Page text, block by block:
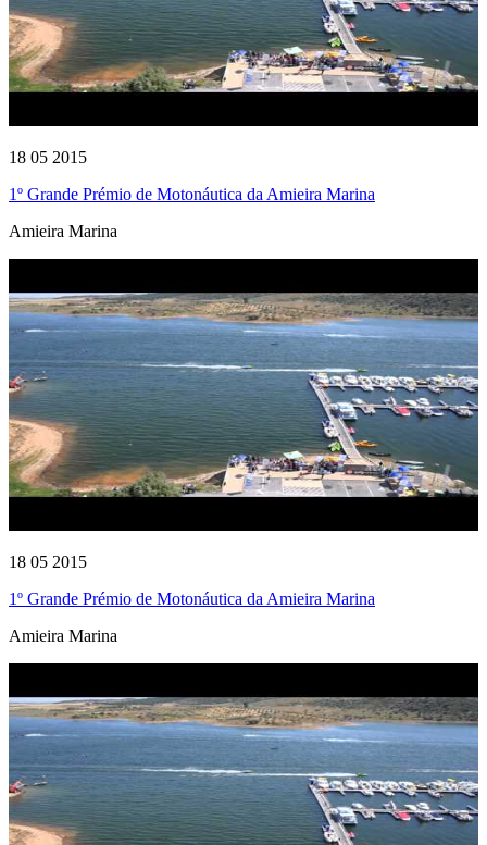
18 05 2015
1º Grande Prémio de Motonáutica da Amieira Marina
Amieira Marina
18 05 2015
1º Grande Prémio de Motonáutica da Amieira Marina
Amieira Marina